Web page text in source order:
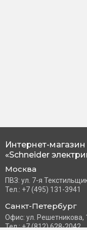
Интернет-
«Schneider
Москва
ПВЗ: ул. 7-я
Тел.: +7 (495) 131-3941
Санкт-Петербург
Офис: ул. Решетникова,
Тел.: +7 (812) 628-2042